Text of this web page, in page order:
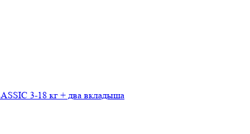
3-18 кг + два вкладыша